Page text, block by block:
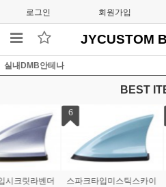
로그인 회원가입
JYCUSTOM
실내DMB안테나
BEST
K타입글리터링메탈
GM타입스